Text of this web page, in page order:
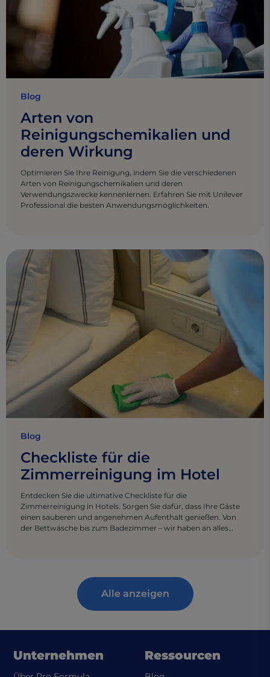
Blog
Arten von
Reinigungschemikalien und
deren Wirkung
Optimieren Sie Ihre Reinigung, indem Sie die verschiedenen
Arten von Reinigungschemikalien und deren
Verwendungszwecke kennenlernen. Erfahren Sie mit Unilever
Professional die besten Anwendungsmöglichkeiten.
Blog
Checkliste für die
Zimmerreinigung im Hotel
Entdecken Sie die ultimative Checkliste für die
Zimmerreinigung in Hotels. Sorgen Sie dafür, dass Ihre Gäste
einen sauberen und angenehmen Aufenthalt genießen. Von
der Bettwäsche bis zum Badezimmer – wir haben an alles
Alle anzeigen
Unternehmen Ressourcen